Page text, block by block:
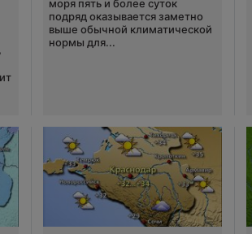
моря пять и более суток
подряд оказывается заметно
выше обычной климатической
нормы для...